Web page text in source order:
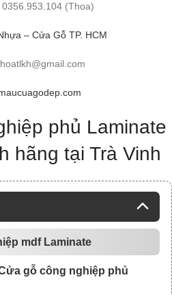
(Thoa)
– Cửa Gỗ TP. HCM
phủ Laminate
hãng tại Trà Vinh
mdf Laminate
gỗ công nghiệp phủ